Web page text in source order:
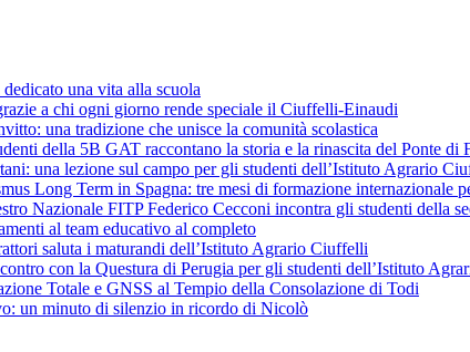
una vita alla scuola
a chi ogni giorno rende speciale il Ciuffelli-Einaudi
una tradizione che unisce la comunità scolastica
della 5B GAT raccontano la storia e la rinascita del Ponte di
una lezione sul campo per gli studenti dell’Istituto Agrario
Long Term in Spagna: tre mesi di formazione internazionale
Nazionale FITP Federico Cecconi incontra gli studenti della
al team educativo al completo
saluta i maturandi dell’Istituto Agrario Ciuffelli
con la Questura di Perugia per gli studenti dell’Istituto
Totale e GNSS al Tempio della Consolazione di Todi
un minuto di silenzio in ricordo di Nicolò